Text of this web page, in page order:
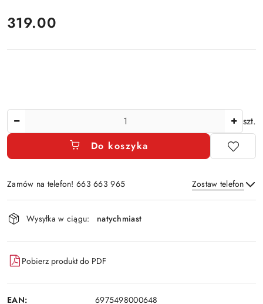
cena:
319.00
szt.
Do koszyka
Zamów na telefon! 663 663 965 Zostaw telefon
Dostępność
i
dostawa
Wysyłka w ciągu: natychmiast
Pobierz produkt do PDF
EAN: 6975498000648